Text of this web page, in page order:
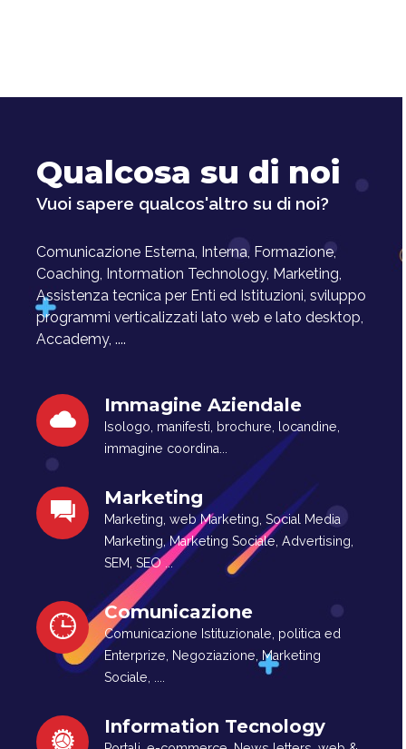
Qualcosa su di noi
Vuoi sapere qualcos'altro su di noi?
Comunicazione Esterna, Interna, Formazione,
Coaching, Intormation Technology, Marketing,
Assistenza tecnica per Enti ed Istituzioni, sviluppo
programmi verticalizzati lato web e lato desktop,
Accademy, ....
Immagine Aziendale
Isologo, manifesti, brochure, locandine,
immagine coordina...
Marketing
Marketing, web Marketing, Social Media
Marketing, Marketing Sociale, Advertising,
SEM, SEO ...
Comunicazione
Comunicazione Istituzionale, politica ed
Enterprize, Negoziazione, Marketing
Sociale, ....
Information Tecnology